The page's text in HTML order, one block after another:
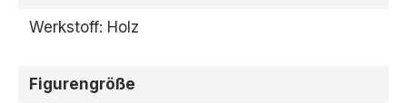
Werkstoff: Holz
Figurengröße